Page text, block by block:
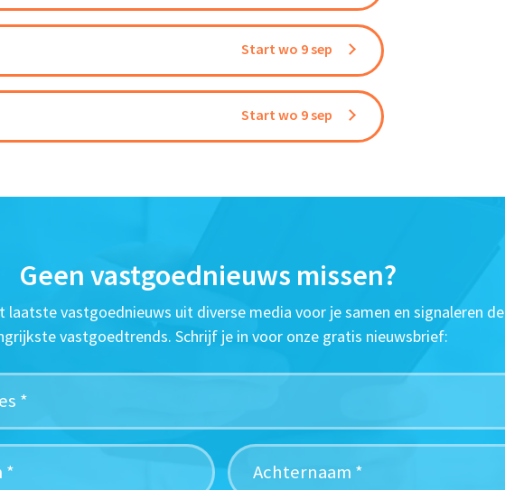
Start wo 9 sep
Start wo 9 sep
Geen vastgoednieuws missen?
laatste vastgoednieuws uit diverse media voor je samen en signaleren de
vastgoedtrends. Schrijf je in voor onze gratis nieuwsbrief: